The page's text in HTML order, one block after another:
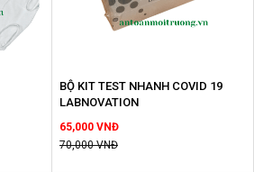
BỘ KIT TEST NHANH COVID 19
LABNOVATION
65,000 VNĐ
70,000 VNĐ